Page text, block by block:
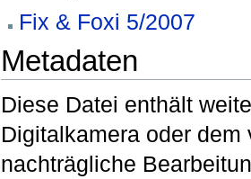
Fix & Foxi 5/2007
Metadaten
Diese Datei enthält
Digitalkamera oder
nachträgliche